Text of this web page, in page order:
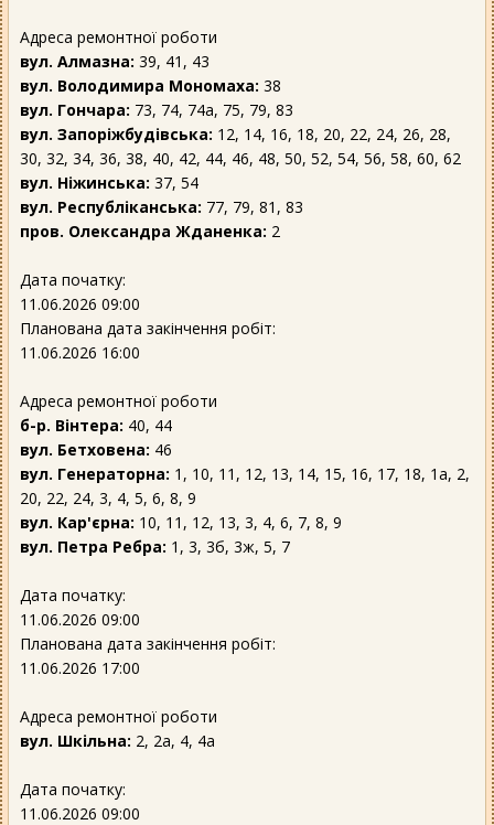
Адреса ремонтної роботи
вул. Алмазна: 39, 41, 43
вул. Володимира Мономаха: 38
вул. Гончара: 73, 74, 74а, 75, 79, 83
вул. Запоріжбудівська: 12, 14, 16, 18, 20, 22, 24, 26, 28,
30, 32, 34, 36, 38, 40, 42, 44, 46, 48, 50, 52, 54, 56, 58, 60, 62
вул. Ніжинська: 37, 54
вул. Республіканська: 77, 79, 81, 83
пров. Олександра Жданенка: 2
Дата початку:
11.06.2026 09:00
Планована дата закінчення робіт:
11.06.2026 16:00
Адреса ремонтної роботи
б-р. Вінтера: 40, 44
вул. Бетховена: 46
вул. Генераторна: 1, 10, 11, 12, 13, 14, 15, 16, 17, 18, 1а, 2,
20, 22, 24, 3, 4, 5, 6, 8, 9
вул. Кар'єрна: 10, 11, 12, 13, 3, 4, 6, 7, 8, 9
вул. Петра Ребра: 1, 3, 3б, 3ж, 5, 7
Дата початку:
11.06.2026 09:00
Планована дата закінчення робіт:
11.06.2026 17:00
Адреса ремонтної роботи
вул. Шкільна: 2, 2а, 4, 4а
Дата початку:
11.06.2026 09:00